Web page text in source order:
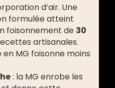
d’air. Une
formulée atteint
foisonnement de 30
artisanales.
MG foisonne moins
: la MG enrobe les